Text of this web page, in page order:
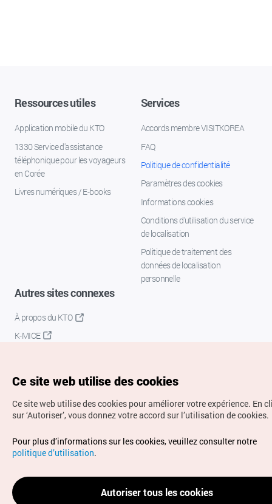
Ressources utiles
Application mobile du KTO
1330 Service d'assistance
téléphonique pour les voyageurs
en Corée
Livres numériques / E-books
Services
Accords membre VISITKOREA
FAQ
Politique de confidentialité
Paramètres des cookies
Informations cookies
Conditions d’utilisation du service
de localisation
Politique de traitement des
données de localisation
personnelle
Autres sites connexes
À propos du KTO
K-MICE
Droits d’auteur (c) Office National du Tourisme en Corée.
Tous droits réservés.
Pour les rapports d'erreurs et demandes de renseignements,
adressez vos demandes à
info.ontc@gmail.com
Ce site web utilise des cookies
Ce site web utilise des cookies pour améliorer votre expérience. En
sur ‘Autoriser’, vous donnez votre accord sur l’utilisation de cookies.
Pour plus d’informations sur les cookies, veuillez consulter notre
politique d’utilisation.
Autoriser tous les cookies